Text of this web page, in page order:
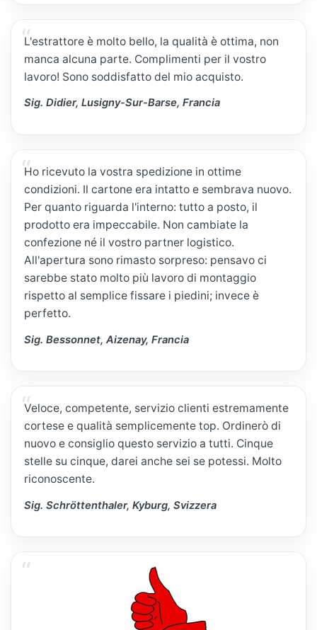
L'estrattore è molto bello, la qualità è ottima, non
manca alcuna parte. Complimenti per il vostro
lavoro! Sono soddisfatto del mio acquisto.
Sig. Didier, Lusigny-Sur-Barse, Francia
Ho ricevuto la vostra spedizione in ottime
condizioni. Il cartone era intatto e sembrava nuovo.
Per quanto riguarda l'interno: tutto a posto, il
prodotto era impeccabile. Non cambiate la
confezione né il vostro partner logistico.
All'apertura sono rimasto sorpreso: pensavo ci
sarebbe stato molto più lavoro di montaggio
rispetto al semplice fissare i piedini; invece è
perfetto.
Sig. Bessonnet, Aizenay, Francia
Veloce, competente, servizio clienti estremamente
cortese e qualità semplicemente top. Ordinerò di
nuovo e consiglio questo servizio a tutti. Cinque
stelle su cinque, darei anche sei se potessi. Molto
riconoscente.
Sig. Schröttenthaler, Kyburg, Svizzera